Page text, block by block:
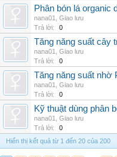
Phân bón lá organic
nana01
Giao lưu
Trả lời:
0
Tăng năng suất cây
nana01
Giao lưu
Trả lời:
0
Tăng năng suất nhờ
nana01
Giao lưu
Trả lời:
0
Kỹ thuật dùng phân
nana01
Giao lưu
Trả lời:
0
Hiển thị kết quả từ 1 đến 20 của 200